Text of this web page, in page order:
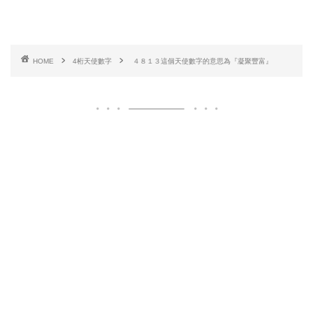
HOME 4桁天使數字 ４８１３這個天使數字的意思為『凝聚豐富』